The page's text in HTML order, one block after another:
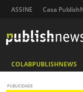
ASSINE Casa
COLABPUBLISHNEWS
PUBLICIDADE